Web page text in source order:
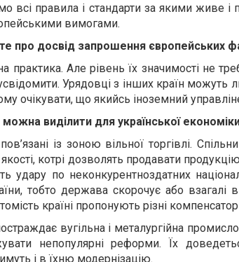
всі правила і стандарти за якими живе
вимогами.
про досвід запрошення європейських
практика. Але рівень їх значимості не
Урядовці з інших країн можуть
очікувати, що якийсь іноземний
можна виділити для української
із зоною вільної торгівлі.
якості, котрі дозволять продавати
удару по неконкурентноздатних
тобто держава скорочує або взагалі
країні пропонують різні
вугільна і металургійна
непопулярні реформи. Їх
і в їхню модернізацію.